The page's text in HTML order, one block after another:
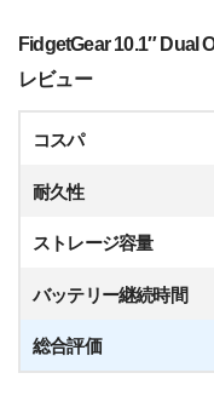
FidgetGear 10.1″ Dual
レビュー
コスパ
耐久性
ストレージ容量
バッテリー継続時間
総合評価